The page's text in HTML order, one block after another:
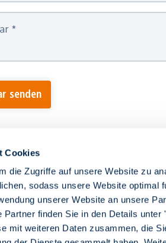
Cookies
die Zugriffe auf unsere Website zu
sodass unsere Website optimal
unserer Website an unsere
Partner finden Sie in den Details
mit weiteren Daten zusammen, die
*
senden
2026 Rhein-Neckar-Verkehr